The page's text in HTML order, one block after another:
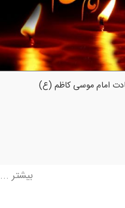
امام موسی كاظم (ع)
بیشتر ...